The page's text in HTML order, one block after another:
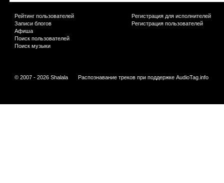
Рейтинг пользователей
Записи блогов
Афиша
Поиск пользователей
Поиск музыки
Регистрация для исполнителей
Регистрация пользователей
© 2007 - 2026 Shalala Распознавание треков при поддержке AudioTag.info